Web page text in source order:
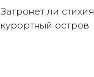
Затронет ли стихия
курортный остров